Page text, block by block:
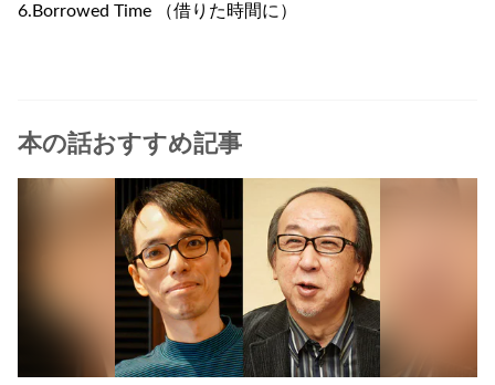
6.Borrowed Time （借りた時間に）
本の話おすすめ記事